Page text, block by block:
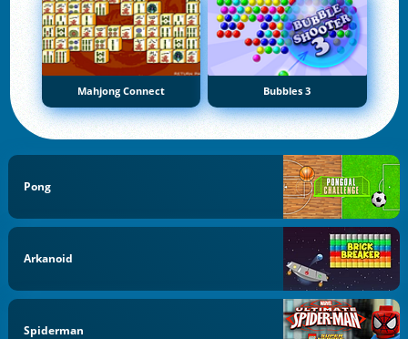
Mahjong Connect Bubbles 3
Pong
Arkanoid
Spiderman